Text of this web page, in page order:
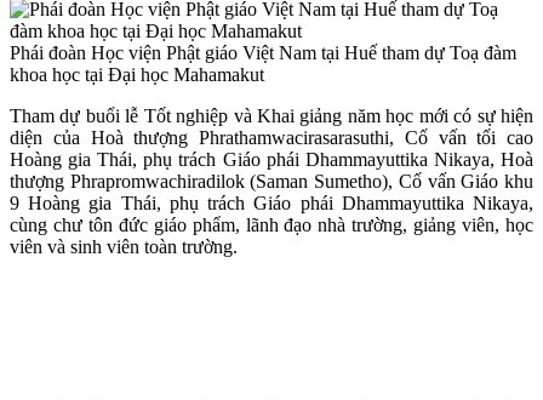
Phái đoàn Học viện Phật giáo Việt Nam tại Huế tham dự Toạ đàm
khoa học tại Đại học Mahamakut
Tham dự buổi lễ Tốt nghiệp và Khai giảng năm học mới có sự hiện
diện của Hoà thượng Phrathamwacirasarasuthi, Cố vấn tối cao
Hoàng gia Thái, phụ trách Giáo phái Dhammayuttika Nikaya, Hoà
thượng Phrapromwachiradilok (Saman Sumetho), Cố vấn Giáo khu
9 Hoàng gia Thái, phụ trách Giáo phái Dhammayuttika Nikaya,
cùng chư tôn đức giáo phẩm, lãnh đạo nhà trường, giảng viên, học
viên và sinh viên toàn trường.